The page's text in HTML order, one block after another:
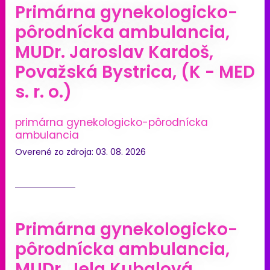
Primárna gynekologicko-
pôrodnícka ambulancia,
MUDr. Jaroslav Kardoš,
Považská Bystrica, (K - MED
s. r. o.)
primárna gynekologicko-pôrodnícka
ambulancia
Overené zo zdroja: 03. 08. 2026
Primárna gynekologicko-
pôrodnícka ambulancia,